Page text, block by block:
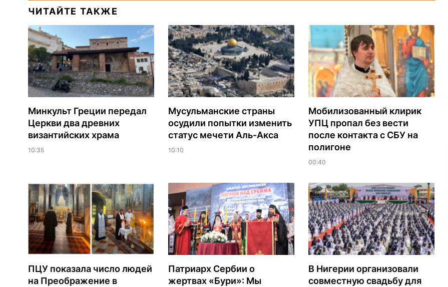
ЧИТАЙТЕ ТАКЖЕ
Минкульт Греции передал
Церкви два древних
византийских храма
10:35
Мусульманские страны
осудили попытки изменить
статус мечети Аль-Акса
10:10
Мобилизованный клирик
УПЦ пропал без вести
после контакта с СБУ на
полигоне
00:40
ПЦУ показала число людей
на Преображение в
Патриарх Сербии о
жертвах «Бури»: Мы
В Нигерии организовали
совместную свадьбу для